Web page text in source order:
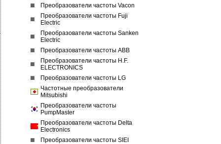
Преобразователи частоты Vacon
Преобразователи частоты Fuji
Electric
Преобразователи частоты Sanken
Electric
Преобразователи частоты ABB
Преобразователи частоты H.F.
ELECTRONICS
Преобразователи частоты LG
Частотные преобразователи
Mitsubishi
Преобразователи частоты
PumpMaster
Преобразователи частоты Delta
Electronics
Преобразователи частоты SIEI